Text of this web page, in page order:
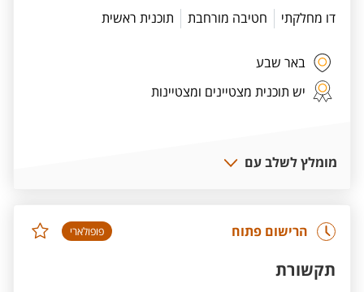
דו מחלקתי חטיבה מורחבת תוכנית ראשית
באר שבע
יש תוכנית מצטיינים ומצטיינות
מומלץ לשלב עם
פופולארי הרישום פתוח
תקשורת